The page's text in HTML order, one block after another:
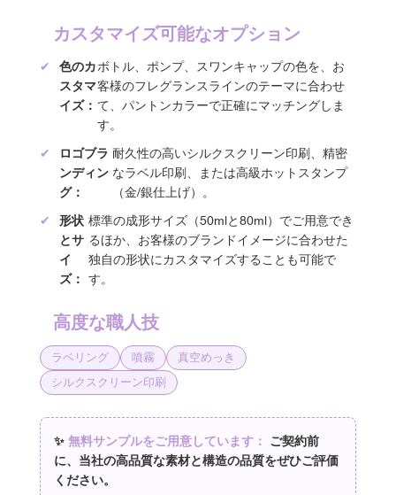
カスタマイズ可能なオプション
✔
色のカ
スタマ
イズ：
ボトル、ポンプ、スワンキャップの色を、お
客様のフレグランスラインのテーマに合わせ
て、パントンカラーで正確にマッチングしま
す。
✔
ロゴブラ
ンディン
グ：
耐久性の高いシルクスクリーン印刷、精密
なラベル印刷、または高級ホットスタンプ
（金/銀仕上げ）。
✔
形状
とサ
イ
ズ：
標準の成形サイズ（50mlと80ml）でご用意でき
るほか、お客様のブランドイメージに合わせた
独自の形状にカスタマイズすることも可能で
す。
高度な職人技
ラベリング 噴霧
真空めっき
シルクスクリーン印刷
✨ 無料サンプルをご用意しています：
ご契約前
に、当社の高品質な素材と構造の品質をぜひご評価
ください。